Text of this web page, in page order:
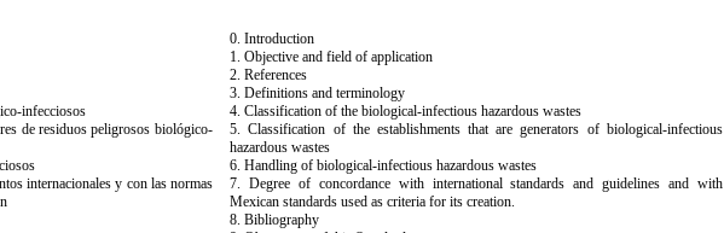
0. Introduction
1. Objective and field of application
2. References
3. Definitions and terminology
infecciosos
4. Classification of the biological-infectious hazardous wastes
de residuos peligrosos biológico-
5. Classification of the establishments that are generators of biological-infectious
hazardous wastes
6. Handling of biological-infectious hazardous wastes
internacionales y con las normas
7. Degree of concordance with international standards and guidelines and with
Mexican standards used as criteria for its creation.
8. Bibliography